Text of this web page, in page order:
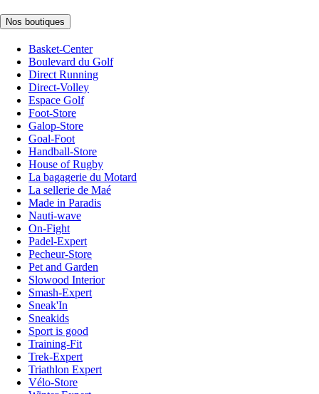
Nos boutiques
Basket-Center
Boulevard du Golf
Direct Running
Direct-Volley
Espace Golf
Foot-Store
Galop-Store
Goal-Foot
Handball-Store
House of Rugby
La bagagerie du Motard
La sellerie de Maé
Made in Paradis
Nauti-wave
On-Fight
Padel-Expert
Pecheur-Store
Pet and Garden
Slowood Interior
Smash-Expert
Sneak'In
Sneakids
Sport is good
Training-Fit
Trek-Expert
Triathlon Expert
Vélo-Store